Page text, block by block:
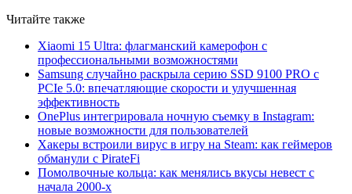
Читайте также
Xiaomi 15 Ultra: флагманский камерофон с
профессиональными возможностями
Samsung случайно раскрыла серию SSD 9100 PRO с
PCIe 5.0: впечатляющие скорости и улучшенная
эффективность
OnePlus интегрировала ночную съемку в Instagram:
новые возможности для пользователей
Хакеры встроили вирус в игру на Steam: как геймеров
обманули с PirateFi
Помолвочные кольца: как менялись вкусы невест с
начала 2000-х